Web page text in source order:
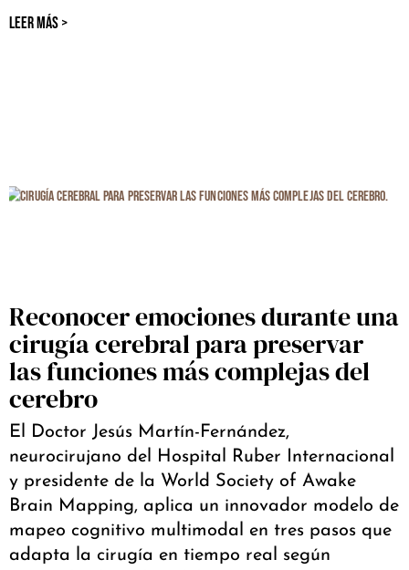
LEER MÁS >
Reconocer emociones durante una
cirugía cerebral para preservar
las funciones más complejas del
cerebro
El Doctor Jesús Martín-Fernández,
neurocirujano del Hospital Ruber Internacional
y presidente de la World Society of Awake
Brain Mapping, aplica un innovador modelo de
mapeo cognitivo multimodal en tres pasos que
adapta la cirugía en tiempo real según